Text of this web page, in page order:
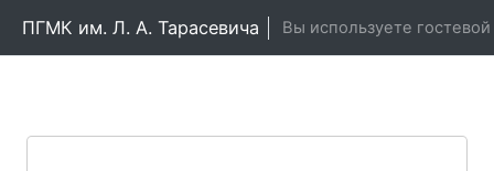
ПГМК им. Л. А. Тарасевича Вы используете